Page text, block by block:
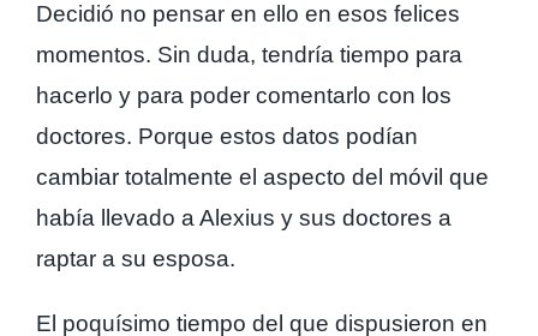
Decidió no pensar en ello en esos felices
momentos. Sin duda, tendría tiempo para
hacerlo y para poder comentarlo con los
doctores. Porque estos datos podían
cambiar totalmente el aspecto del móvil que
había llevado a Alexius y sus doctores a
raptar a su esposa.
El poquísimo tiempo del que dispusieron en